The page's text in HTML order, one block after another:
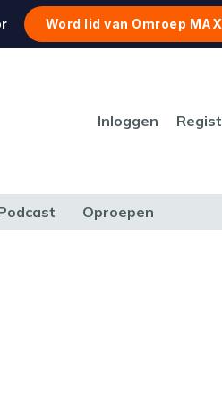
Word lid van Omroep MAX
Inloggen
Oproepen